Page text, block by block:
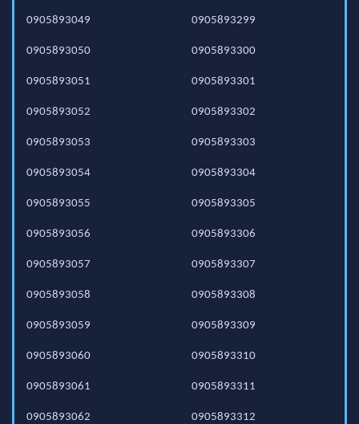
0905893049
0905893050
0905893051
0905893052
0905893053
0905893054
0905893055
0905893056
0905893057
0905893058
0905893059
0905893060
0905893061
0905893062
0905893299
0905893300
0905893301
0905893302
0905893303
0905893304
0905893305
0905893306
0905893307
0905893308
0905893309
0905893310
0905893311
0905893312